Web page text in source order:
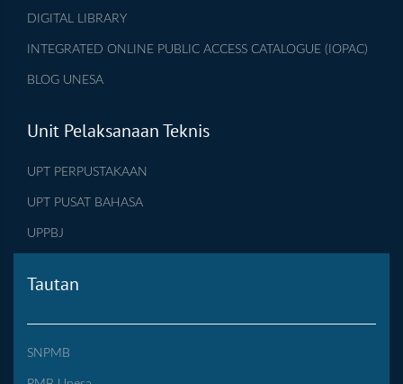
DIGITAL LIBRARY
INTEGRATED ONLINE PUBLIC ACCESS CATALOGUE (IOPAC)
BLOG UNESA
Unit Pelaksanaan Teknis
UPT PERPUSTAKAAN
UPT PUSAT BAHASA
UPPBJ
Tautan
SNPMB